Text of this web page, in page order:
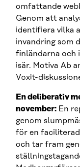
omfattande
Genom att
identifiera vilka
invandring som
finländarna och
isär. Motiva Ab
Voxit-
En deliberativ
november: En
genom
för en faciliterad
och tar fram